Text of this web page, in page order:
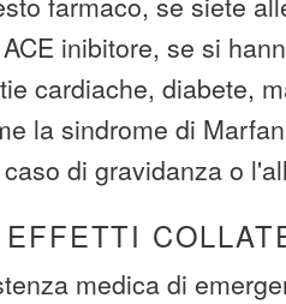
inibitore, se si
cardiache, diabete,
la sindrome di
di gravidanza o
medica di